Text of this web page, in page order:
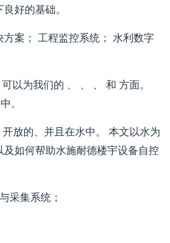
好的基础。
案； 工程监控系统； 水利数字
以为我们的 、 、 、 和 方面。
。
放的、并且在水中。 本文以水为
如何帮助水施耐德楼宇设备自控
采集系统；